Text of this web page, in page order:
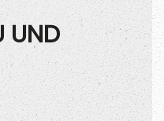
UND